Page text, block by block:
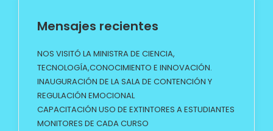
Mensajes recientes
NOS VISITÓ LA MINISTRA DE CIENCIA,
TECNOLOGÍA,CONOCIMIENTO E INNOVACIÓN.
INAUGURACIÓN DE LA SALA DE CONTENCIÓN Y
REGULACIÓN EMOCIONAL
CAPACITACIÓN USO DE EXTINTORES A ESTUDIANTES
MONITORES DE CADA CURSO